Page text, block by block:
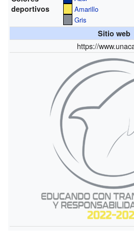
deportivos
Amarillo
Gris
Sitio web
https://